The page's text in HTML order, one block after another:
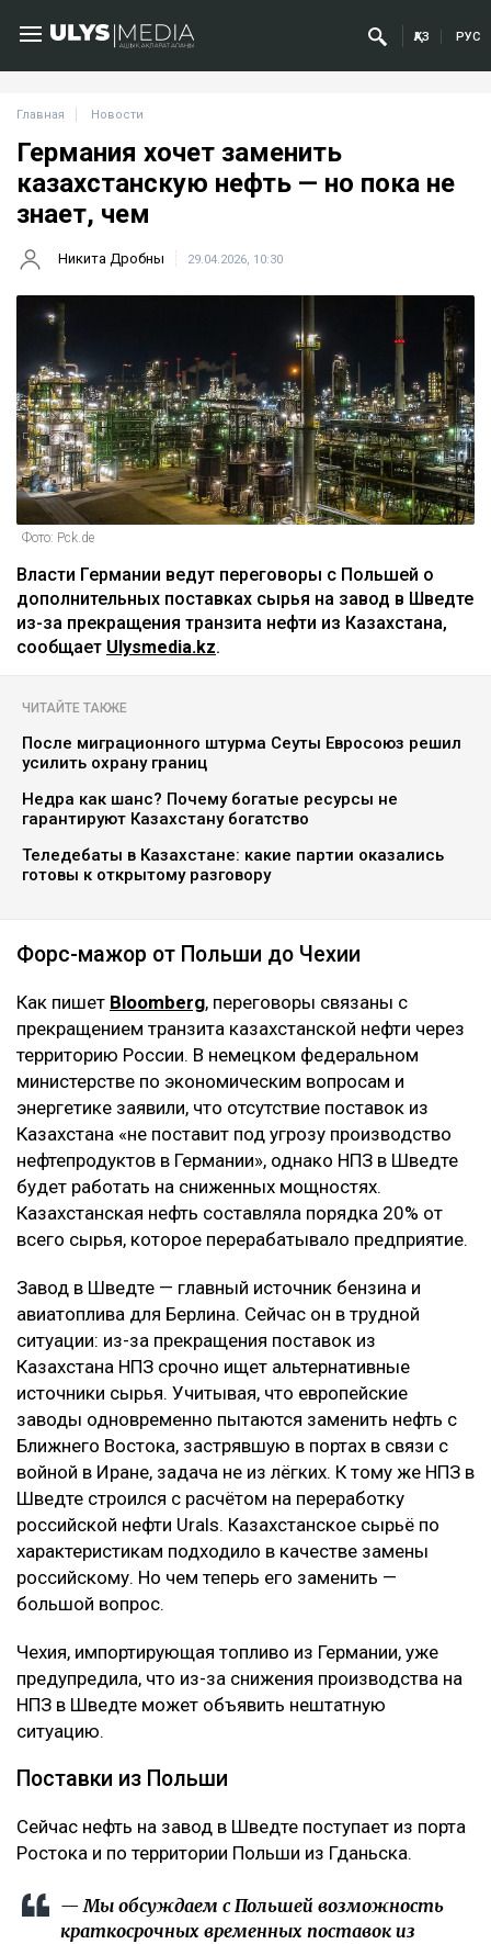
ҚАЗ РУС
Главная Новости
Германия хочет заменить
казахстанскую нефть — но пока не
знает, чем
Никита Дробны 29.04.2026, 10:30
Фото: Pck.de
Власти Германии ведут переговоры с Польшей о
дополнительных поставках сырья на завод в Шведте
из-за прекращения транзита нефти из Казахстана,
сообщает Ulysmedia.kz.
ЧИТАЙТЕ ТАКЖЕ
После миграционного штурма Сеуты Евросоюз решил
усилить охрану границ
Недра как шанс? Почему богатые ресурсы не
гарантируют Казахстану богатство
Теледебаты в Казахстане: какие партии оказались
готовы к открытому разговору
Форс-мажор от Польши до Чехии
Как пишет Bloomberg, переговоры связаны с
прекращением транзита казахстанской нефти через
территорию России. В немецком федеральном
министерстве по экономическим вопросам и
энергетике заявили, что отсутствие поставок из
Казахстана «не поставит под угрозу производство
нефтепродуктов в Германии», однако НПЗ в Шведте
будет работать на сниженных мощностях.
Казахстанская нефть составляла порядка 20% от
всего сырья, которое перерабатывало предприятие.
Завод в Шведте — главный источник бензина и
авиатоплива для Берлина. Сейчас он в трудной
ситуации: из-за прекращения поставок из
Казахстана НПЗ срочно ищет альтернативные
источники сырья. Учитывая, что европейские
заводы одновременно пытаются заменить нефть с
Ближнего Востока, застрявшую в портах в связи с
войной в Иране, задача не из лёгких. К тому же НПЗ в
Шведте строился с расчётом на переработку
российской нефти Urals. Казахстанское сырьё по
характеристикам подходило в качестве замены
российскому. Но чем теперь его заменить —
большой вопрос.
Чехия, импортирующая топливо из Германии, уже
предупредила, что из-за снижения производства на
НПЗ в Шведте может объявить нештатную
ситуацию.
Поставки из Польши
Сейчас нефть на завод в Шведте поступает из порта
Ростока и по территории Польши из Гданьска.
— Мы обсуждаем с Польшей возможность
краткосрочных временных поставок из